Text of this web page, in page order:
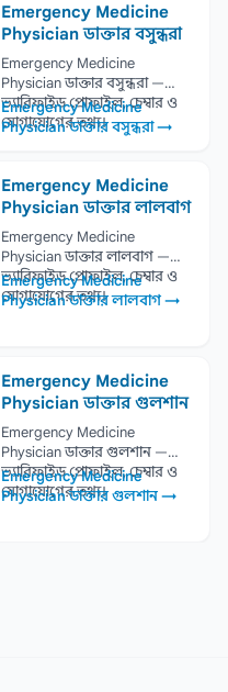
Emergency Medicine
Physician ডাক্তার বসুন্ধরা
Emergency Medicine
Physician ডাক্তার বসুন্ধরা —
ভ্যারিফাইড প্রোফাইল, চেম্বার ও
যোগাযোগের তথ্য।
Emergency Medicine
Physician ডাক্তার বসুন্ধরা →
Emergency Medicine
Physician ডাক্তার লালবাগ
Emergency Medicine
Physician ডাক্তার লালবাগ —
ভ্যারিফাইড প্রোফাইল, চেম্বার ও
যোগাযোগের তথ্য।
Emergency Medicine
Physician ডাক্তার লালবাগ →
Emergency Medicine
Physician ডাক্তার গুলশান
Emergency Medicine
Physician ডাক্তার গুলশান —
ভ্যারিফাইড প্রোফাইল, চেম্বার ও
যোগাযোগের তথ্য।
Emergency Medicine
Physician ডাক্তার গুলশান →